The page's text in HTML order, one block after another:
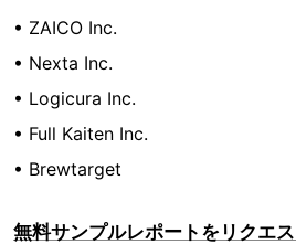
• ZAICO Inc.
• Nexta Inc.
• Logicura Inc.
• Full Kaiten Inc.
• Brewtarget
無料サンプルレポートをリクエ